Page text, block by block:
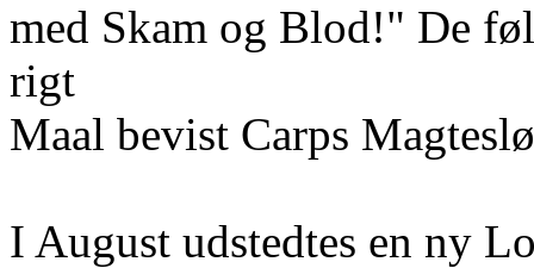
med Skam og Blod!" De
rigt
Maal bevist Carps
I August udstedtes en ny